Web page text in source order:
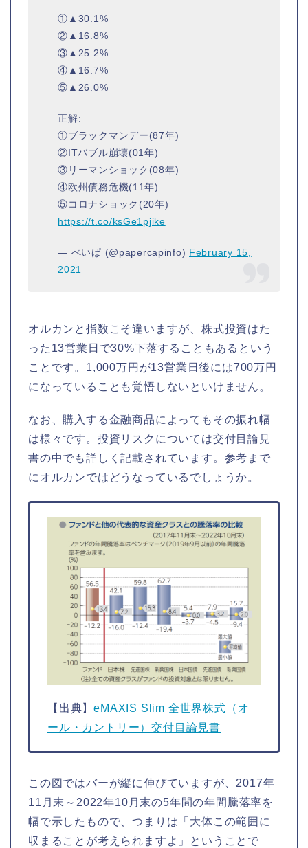
①▲30.1%
②▲16.8%
③▲25.2%
④▲16.7%
⑤▲26.0%
正解:
①ブラックマンデー(87年)
②ITバブル崩壊(01年)
③リーマンショック(08年)
④欧州債務危機(11年)
⑤コロナショック(20年)
https://t.co/ksGe1pjike
— ぺいぱ (@papercapinfo) February 15,
2021
オルカンと指数こそ違いますが、株式投資はた
った13営業日で30%下落することもあるという
ことです。1,000万円が13営業日後には700万円
になっていることも覚悟しないといけません。
なお、購入する金融商品によってもその振れ幅
は様々です。投資リスクについては交付目論見
書の中でも詳しく記載されています。参考まで
にオルカンではどうなっているでしょうか。
【出典】eMAXIS Slim 全世界株式（オ
ール・カントリー）交付目論見書
この図ではバーが縦に伸びていますが、2017年
11月末～2022年10月末の5年間の年間騰落率を
幅で示したもので、つまりは「大体この範囲に
収まることが考えられますよ」ということで